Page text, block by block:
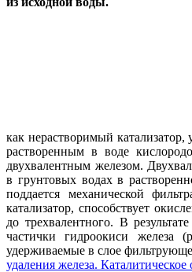
как нерастворимый
растворенным в воде
двухвалентным железом.
в грунтовых водах в
поддается механической
катализатор, способствует
до трехвалентного. В
частички гидроокиси железа
удерживаемые в слое
удаления железа. Каталитическое